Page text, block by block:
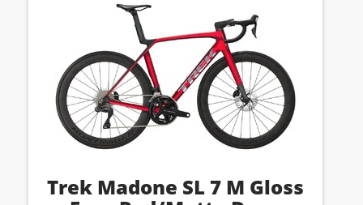
Trek Madone SL 7 M Gloss